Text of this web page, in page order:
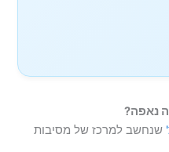
נאפה?
שנחשב למרכז של מסיבות